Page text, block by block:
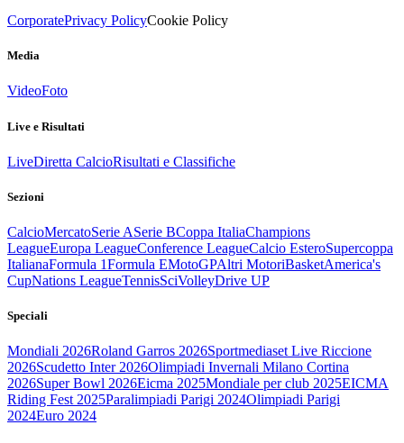
CorporatePrivacy PolicyCookie Policy
Media
VideoFoto
Live e Risultati
LiveDiretta CalcioRisultati e Classifiche
Sezioni
CalcioMercatoSerie ASerie BCoppa ItaliaChampions
LeagueEuropa LeagueConference LeagueCalcio EsteroSupercoppa
ItalianaFormula 1Formula EMotoGPAltri MotoriBasketAmerica's
CupNations LeagueTennisSciVolleyDrive UP
Speciali
Mondiali 2026Roland Garros 2026Sportmediaset Live Riccione
2026Scudetto Inter 2026Olimpiadi Invernali Milano Cortina
2026Super Bowl 2026Eicma 2025Mondiale per club 2025EICMA
Riding Fest 2025Paralimpiadi Parigi 2024Olimpiadi Parigi
2024Euro 2024